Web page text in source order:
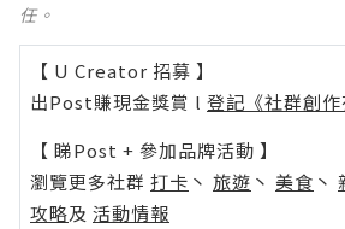
任。
【 U Creator 招募 】
出Post賺現金獎賞 l 登記《社群創作
【 睇Post + 參加品牌活動 】
瀏覽更多社群 打卡 丶 旅遊 丶 美食 丶
攻略及 活動情報